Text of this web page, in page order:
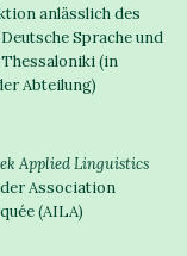
anlässlich des
Sprache und
(in
Abteilung)
Applied Linguistics
Association
(AILA)